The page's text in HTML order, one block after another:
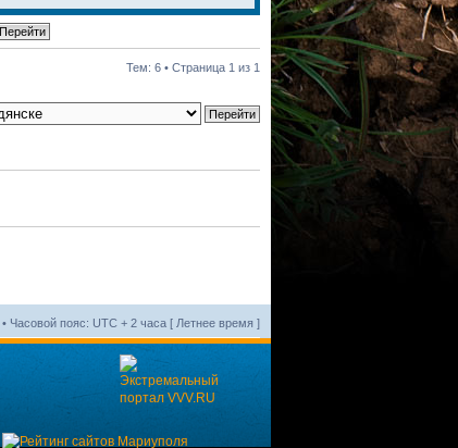
Тем: 6 • Страница 1 из 1
• Часовой пояс: UTC + 2 часа [ Летнее время ]